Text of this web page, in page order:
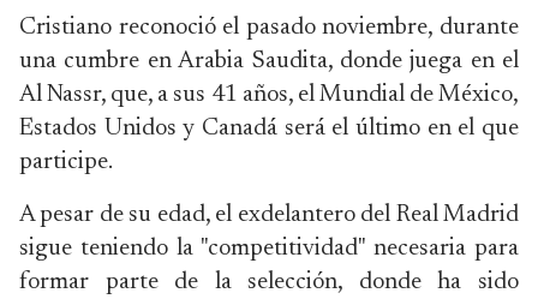
Cristiano reconoció el pasado noviembre, durante
una cumbre en Arabia Saudita, donde juega en el
Al Nassr, que, a sus 41 años, el Mundial de México,
Estados Unidos y Canadá será el último en el que
participe.
A pesar de su edad, el exdelantero del Real Madrid
sigue teniendo la "competitividad" necesaria para
formar parte de la selección, donde ha sido